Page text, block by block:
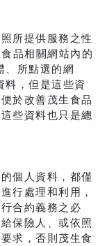
所提供服務之性
品相關網站內的
、所點選的網
料，但是這些資
於改善茂生食品
些資料也只是總
個人資料，都僅
行處理和利用，
合約義務之必
保險人、或依照
求，否則茂生食